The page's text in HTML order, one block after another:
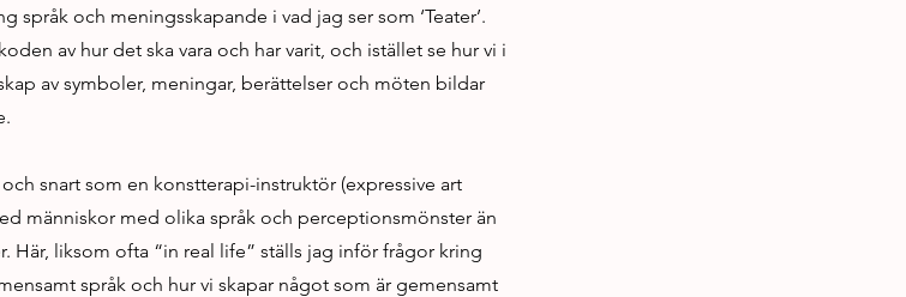
språk och meningsskapande i vad jag ser som ‘Teater’.
av hur det ska vara och har varit, och istället se hur vi i
av symboler, meningar, berättelser och möten bildar
snart som en konstterapi-instruktör (expressive art
människor med olika språk och perceptionsmönster än
Här, liksom ofta “in real life” ställs jag inför frågor kring
språk och hur vi skapar något som är gemensamt